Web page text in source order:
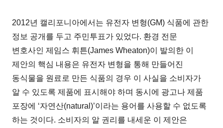
2012년 캘리포니아에서는 유전자 변형(GM) 식품에 관한
정보 공개를 두고 주민투표가 있었다. 환경 전문
변호사인 제임스 휘튼(James Wheaton)이 발의한 이
제안의 핵심 내용은 유전자 변형을 통해 만들어진
동식물을 원료로 만든 식품의 경우 이 사실을 소비자가
알 수 있도록 제품에 표시해야 하며 동시에 광고나 제품
포장에 ‘자연산(natural)’이라는 용어를 사용할 수 없도록
하는 것이다. 소비자의 알 권리를 내세운 이 제안은